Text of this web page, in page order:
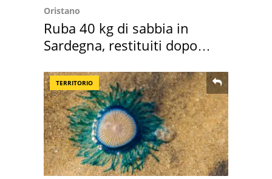
Oristano
Ruba 40 kg di sabbia in
Sardegna, restituiti dopo
TERRITORIO